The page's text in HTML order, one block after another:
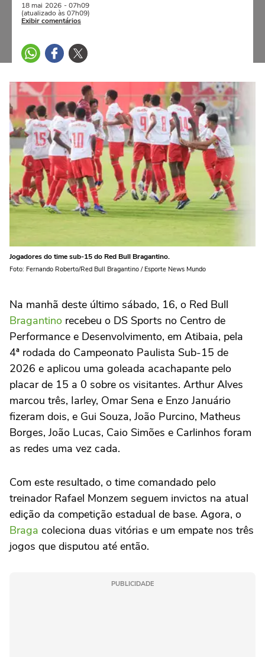
18 mai 2026 - 07h09
(atualizado às 07h09)
Exibir comentários
Jogadores do time sub-15 do Red Bull Bragantino.
Foto: Fernando Roberto/Red Bull Bragantino / Esporte News Mundo
Na manhã deste último sábado, 16, o Red Bull
Bragantino recebeu o DS Sports no Centro de
Performance e Desenvolvimento, em Atibaia, pela
4ª rodada do Campeonato Paulista Sub-15 de
2026 e aplicou uma goleada acachapante pelo
placar de 15 a 0 sobre os visitantes. Arthur Alves
marcou três, Iarley, Omar Sena e Enzo Januário
fizeram dois, e Gui Souza, João Purcino, Matheus
Borges, João Lucas, Caio Simões e Carlinhos foram
as redes uma vez cada.
Com este resultado, o time comandado pelo
treinador Rafael Monzem seguem invictos na atual
edição da competição estadual de base. Agora, o
Braga coleciona duas vitórias e um empate nos três
jogos que disputou até então.
PUBLICIDADE